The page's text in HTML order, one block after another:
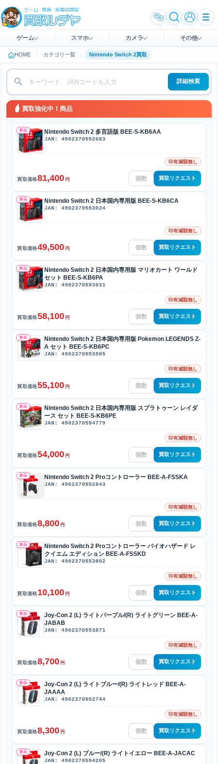
ゲーム スマホ カメラ その他
HOME カテゴリ一覧 Nintendo Switch 2買取
詳細検索
買取強化中！商品
新品 Nintendo Switch 2 多言語版 BEE-S-KB6AA
JAN: 4902370552683
印有減額無し
買取価格81,400 円 買取リクエスト
新品 Nintendo Switch 2 日本国内専用版 BEE-S-KB6CA
JAN: 4902370553024
印有減額無し
買取価格49,500 円 買取リクエスト
新品
Nintendo Switch 2 日本国内専用版 マリオカート ワールド
セット BEE-S-KB6PA
JAN: 4902370553031
印有減額無し
買取価格58,100 円 買取リクエスト
新品
Nintendo Switch 2 日本国内専用版 Pokemon LEGENDS Z-
A セット BEE-S-KB6PC
JAN: 4902370553505
印有減額無し
買取価格55,100 円 買取リクエスト
新品
Nintendo Switch 2 日本国内専用版 スプラトゥーン レイダ
ース セット BEE-S-KB6PE
JAN: 4902370554779
印有減額無し
買取価格54,000 円 買取リクエスト
新品 Nintendo Switch 2 Proコントローラー BEE-A-FSSKA
JAN: 4902370552843
印有減額無し
買取価格8,800 円 買取リクエスト
新品
Nintendo Switch 2 Proコントローラー バイオハザード レ
クイエム エディション BEE-A-FSSKD
JAN: 4902370553802
印有減額無し
買取価格10,100 円 買取リクエスト
新品
Joy-Con 2 (L) ライトパープル/(R) ライトグリーン BEE-A-
JABAB
JAN: 4902370553871
印有減額無し
買取価格8,700 円 買取リクエスト
新品
Joy-Con 2 (L) ライトブルー/(R) ライトレッド BEE-A-
JAAAA
JAN: 4902370552744
印有減額無し
買取価格8,300 円 買取リクエスト
新品 Joy-Con 2 (L) ブルー/(R) ライトイエロー BEE-A-JACAC
JAN: 4902370554205